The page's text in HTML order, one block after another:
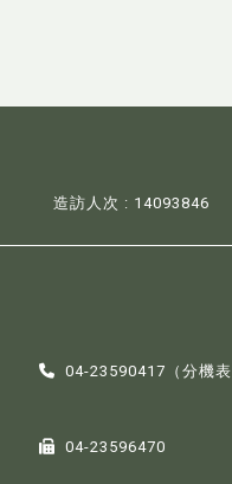
造訪人次 : 14093846
04-23590417（分機表
04-23596470